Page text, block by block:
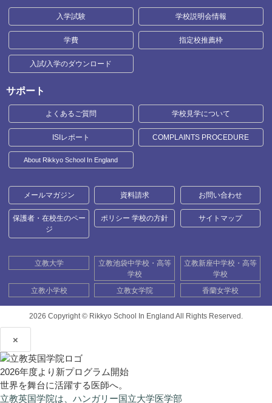
入学試験 学校説明会情報
学費 指定校推薦枠
入試/入学のダウンロード
サポート
よくあるご質問 学校見学について
ISIレポート COMPLAINTS PROCEDURE
About Rikkyo School In England
メールマガジン 資料請求 お問い合わせ
保護者・在校生のペー
ジ
ポリシー 学校の方針 サイトマップ
立教大学
立教池袋中学校・高等
学校
立教新座中学校・高等
学校
立教小学校
立教女学院 香蘭女学校
2026 Copyright © Rikkyo School In England All Rights Reserved.
×
2026年度より新プログラム開始
世界を舞台に活躍する医師へ。
立教英国学院は、ハンガリー国立大学医学部